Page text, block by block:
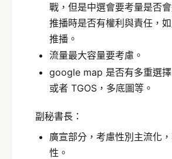
戰，但是中選會要考量是否
推播時是否有權利與責任，
推播。
流量最大容量要考慮。
google map 是否有多重選
或者 TGOS，多底圖等。
副秘書長：
廣宣部分，考慮性別主流化
性。